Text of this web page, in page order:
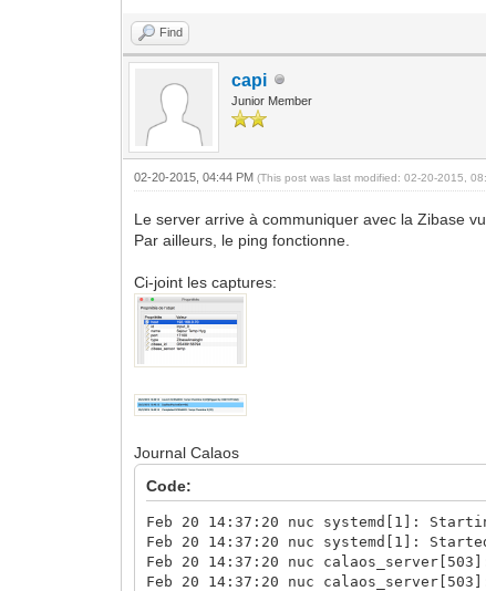
Find
capi
Junior Member
02-20-2015, 04:44 PM(This post was last modified: 02-20-2015,
Le server arrive à communiquer avec la Zibase
Par ailleurs, le ping fonctionne.
Ci-joint les captures:
Journal Calaos
Code:
Feb 20 14:37:20 nuc systemd[1]:
Feb 20 14:37:20 nuc systemd[1]:
Feb 20 14:37:20 nuc
Feb 20 14:37:20 nuc